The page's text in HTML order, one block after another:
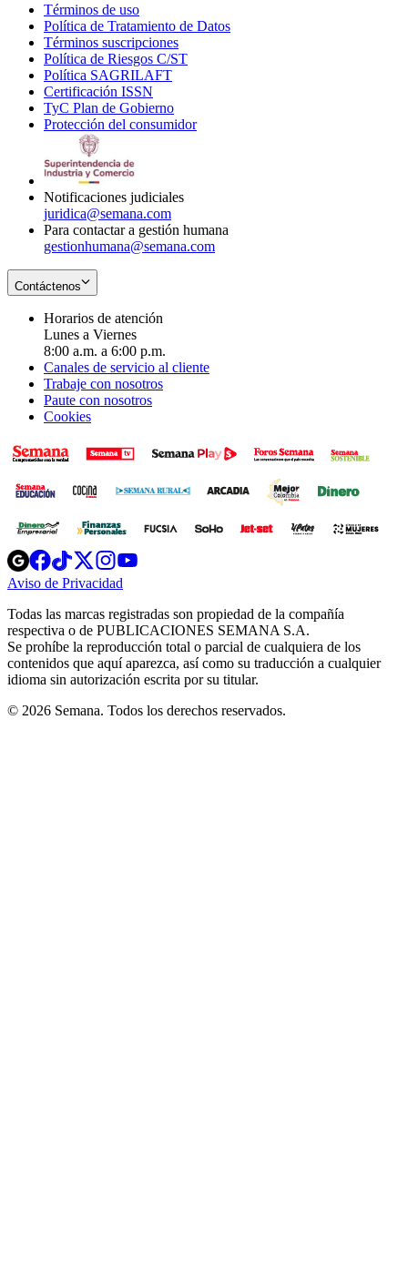
Términos de uso
in
new
window
Política de Tratamiento de Datos
Términos suscripciones
in
Política de Riesgos C/ST
Política SAGRILAFT
new
window
Certificación ISSN
in
new
TyC Plan de Gobierno
in
Protección del consumidorOpens
Notificaciones judiciales
juridica@semana.com
Para contactar a gestión humana
gestionhumana@semana.com
Contáctenos
Horarios de atención
Lunes a Viernes
8:00 a.m. a 6:00 p.m.
Canales de servicio al cliente
Trabaje con nosotros
Paute con nosotros
Cookies
Opens
in
new
Opens
in
new
Opens
in
new
window
Opens
new
windowwindow
Aviso de Privacidad
new
window
Todas las marcas registradas son propiedad de la compañía
respectiva o de PUBLICACIONES SEMANA S.A.
Se prohíbe la reproducción total o parcial de cualquiera de los
contenidos que aquí aparezca, así como su traducción a cualquier
idioma sin autorización escrita por su titular.
© 2026 Semana. Todos los derechos reservados.